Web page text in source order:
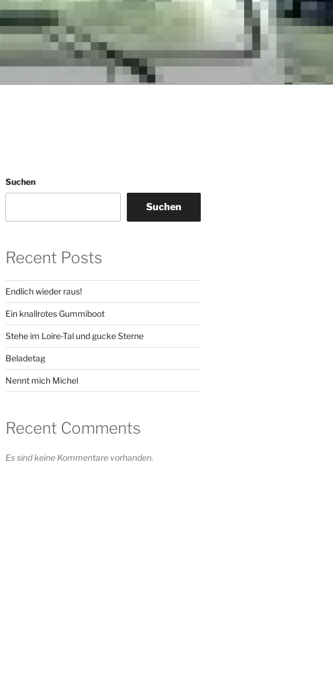
Suchen
Suchen
Recent Posts
Endlich wieder raus!
Ein knallrotes Gummiboot
Stehe im Loire-Tal und gucke Sterne
Beladetag
Nennt mich Michel
Recent Comments
Es sind keine Kommentare vorhanden.